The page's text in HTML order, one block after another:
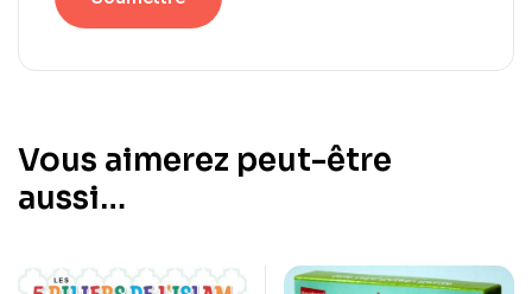
Vous aimerez peut-être
aussi…